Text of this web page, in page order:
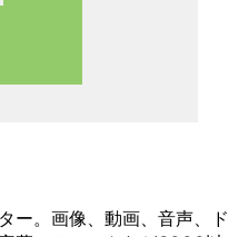
ー。画像、動画、音声、ド